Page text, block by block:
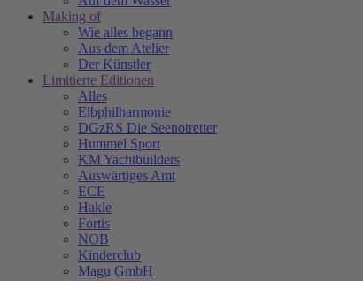
Making of
Wie alles begann
Aus dem Atelier
Der Künstler
Limitierte Editionen
Alles
Elbphilharmonie
DGzRS Die Seenotretter
Hummel Sport
KM Yachtbuilders
Auswärtiges Amt
ECE
Hakle
Fortis
NOB
Kinderclub
Magu GmbH